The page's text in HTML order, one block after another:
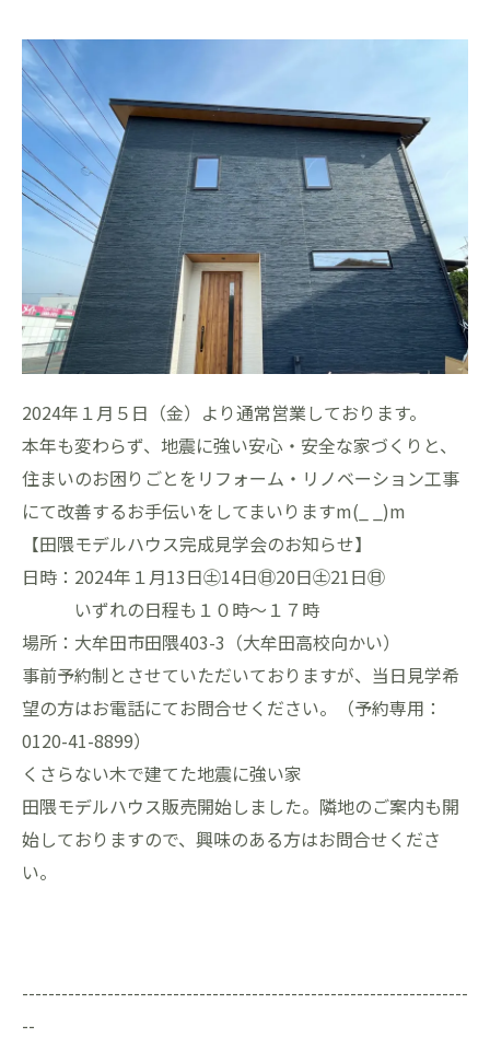
2024年１月５日（金）より通常営業しております。
本年も変わらず、地震に強い安心・安全な家づくりと、
住まいのお困りごとをリフォーム・リノベーション工事
にて改善するお手伝いをしてまいりますm(_ _)m
【田隈モデルハウス完成見学会のお知らせ】
日時：2024年１月13日㊏14日㊐20日㊏21日㊐
いずれの日程も１０時～１７時
場所：大牟田市田隈403-3（大牟田高校向かい）
事前予約制とさせていただいておりますが、当日見学希
望の方はお電話にてお問合せください。（予約専用：
0120-41-8899）
くさらない木で建てた地震に強い家
田隈モデルハウス販売開始しました。隣地のご案内も開
始しておりますので、興味のある方はお問合せくださ
い。
--------------------------------------------------------------------
--